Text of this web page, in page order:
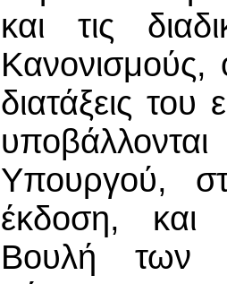
και τις
Κανονισμούς,
διατάξεις του
Υπουργού,
έκδοση, και
Βουλή των